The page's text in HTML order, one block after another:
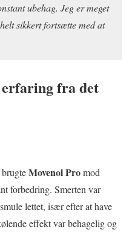
ubehag. Jeg er meget
sikkert fortsætte med at
fra det
Movenol Promod
forbedring. Smerten var
lettet, især efter at have
effekt var behagelig og